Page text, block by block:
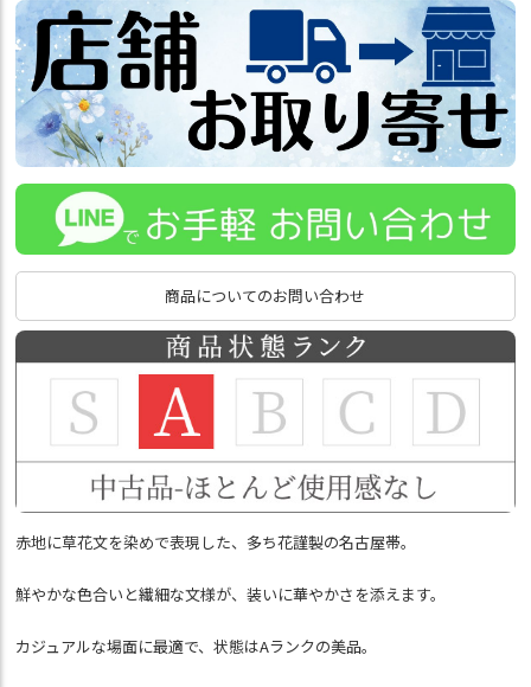
商品についてのお問い合わせ
赤地に草花文を染めで表現した、多ち花謹製の名古屋帯。
鮮やかな色合いと繊細な文様が、装いに華やかさを添えます。
カジュアルな場面に最適で、状態はAランクの美品。